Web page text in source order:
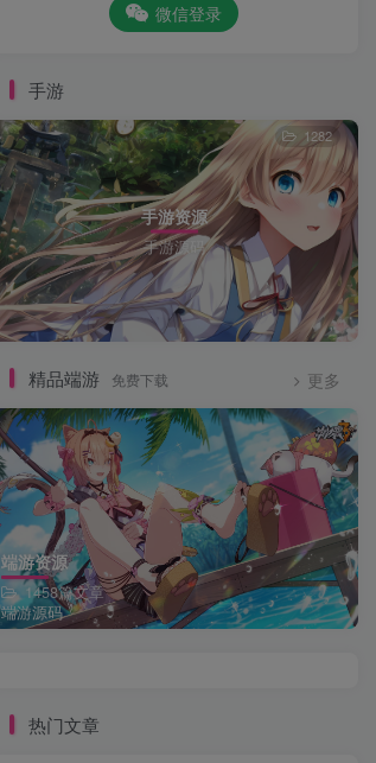
微信登录
手游
手游资源
手游源码
1282
精品端游 免费下载 更多
端游资源
1458篇文章
端游源码
热门文章